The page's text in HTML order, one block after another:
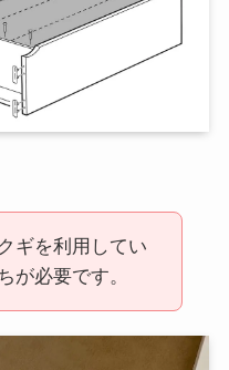
ギを利用してい
が必要です。